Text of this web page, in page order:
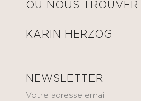
OÙ NOUS TROUVER
KARIN HERZOG
NEWSLETTER